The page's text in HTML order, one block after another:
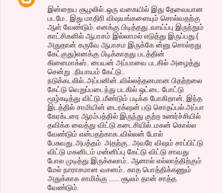
இன்றைய சூழலில்..ஒரு வகையில் இது தேவையான
படமே.. இது மாதிரி விஷயங்களையும் சொல்வதற்கு
ஆள் வேண்டும். எனக்கு பிடித்தது..வாய்ப்பு இருந்தும்
காட்சிகளில் ஆபாசம் இல்லாமல் எடுத்து இருப்பது.(
அதுதான் கருவே ஆபாசம இருக்கே ன்னு சொல்றது
கேட்குது)எனக்கு பிடிக்காதது படத்தின்
கிளைமாக்ஸ்.. பையன் அப்பாவை படகில் அழைத்து
சென்று ..நியாயம் கேட்டு..
நடுக்கடலில்..அப்பனின்..வில்லத்தனமான பிதற்றலை
கேட்டு வெறுப்படைந்து படகில் ஒட்டை போட்டு
மூழ்கடித்து விட்டு..மீண்டும் படிக்க போகிறான். இந்த
இடத்தில் சாமியின் டைரக்‌ஷன் படு சொதப்பல்.அப்பா
கேரக்டரை ஆரம்பத்தில் இருந்து குற்ற உணர்ச்சியில்
தவிக்க வைத்து விட்டு கடைசியில்..மகன் கொல்ல
வேண்டும் என்பதற்காக..வில்லன் போல்
பேசுவது..அபத்தம். அதற்கு.. அவரே விஷம் சாப்பிட்டு
விட்டு மகனிடம் மன்னிப்பு கேட்டு விட்டு சாவது
போல முடித்து இருக்கலாம்.. ஆனால் எல்லாத்திற்கும்
மேல் நாராசமான வசனம்.. காத பொத்திக்கணும்
அதுக்காக சாமிக்கு ....... சூலம் தான் சாத்த
வேண்டும்.